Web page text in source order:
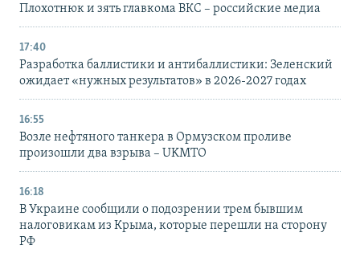
Плохотнюк и зять главкома ВКС – российские медиа
17:40
Разработка баллистики и антибаллистики: Зеленский
ожидает «нужных результатов» в 2026-2027 годах
16:55
Возле нефтяного танкера в Ормузском проливе
произошли два взрыва – UKMTO
16:18
В Украине сообщили о подозрении трем бывшим
налоговикам из Крыма, которые перешли на сторону
РФ